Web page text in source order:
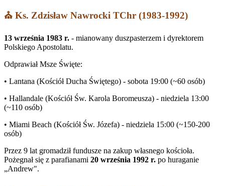
⛪ Ks. Zdzisław Nawrocki TChr (1983-1992)
13 września 1983 r. - mianowany duszpasterzem i dyrektorem
Polskiego Apostolatu.
Odprawiał Msze Święte:
• Lantana (Kościół Ducha Świętego) - sobota 19:00 (~60 osób)
• Hallandale (Kościół Św. Karola Boromeusza) - niedziela 13:00
(~110 osób)
• Miami Beach (Kościół Św. Józefa) - niedziela 15:00 (~150-200
osób)
Przez 9 lat gromadził fundusze na zakup własnego kościoła.
Pożegnał się z parafianami 20 września 1992 r. po huraganie
„Andrew".